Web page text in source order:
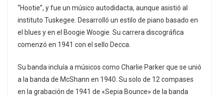
“Hootie”, y fue un músico autodidacta, aunque asistió al
instituto Tuskegee. Desarrolló un estilo de piano basado en
el blues y en el Boogie Woogie. Su carrera discográfica
comenzó en 1941 con el sello Decca.
Su banda incluía a músicos como Charlie Parker que se unió
a la banda de McShann en 1940. Su solo de 12 compases
en la grabación de 1941 de «Sepia Bounce» de la banda